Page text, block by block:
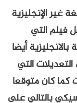
غير الإنجليزية
فيلم التي
أيضا
التي
كان متوقعا
بالتالي على